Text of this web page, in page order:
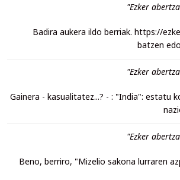
"Ezker
Badira aukera ildo berriak. https://
batzen
"Ezker
Gainera - kasualitatez...? - : "India": estatu
"Ezker
Beno, berriro, "Mizelio sakona lurraren